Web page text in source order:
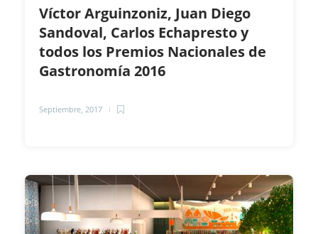
Víctor Arguinzoniz, Juan Diego
Sandoval, Carlos Echapresto y
todos los Premios Nacionales de
Gastronomía 2016
Septiembre, 2017